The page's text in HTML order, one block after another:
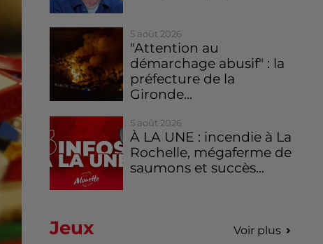
5 août 2026
"Attention au
démarchage abusif" : la
préfecture de la
Gironde...
5 août 2026
À LA UNE : incendie à La
Rochelle, mégaferme de
saumons et succès...
Jeux Voir plus